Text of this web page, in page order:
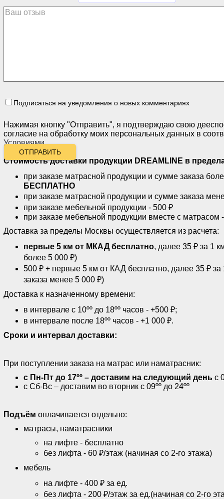
Подписаться на уведомления о новых комментариях
Нажимая кнопку "Отправить", я подтверждаю свою
согласие на обработку моих персональных данных в
Условиями.
ОТПРАВИТЬ
Стоимость доставки продукции DREAMLINE в
при заказе матрасной продукции и сумме заказа
БЕСПЛАТНО
при заказе матрасной продукции и сумме заказа
при заказе мебельной продукции - 500 ₽
при заказе мебельной продукции вместе с
Доставка за пределы Москвы осуществляется из расчета:
первые 5 км от МКАД бесплатно, далее 35 ₽ за 1
более 5 000 ₽)
500 ₽ + первые 5 км от КАД бесплатно, далее 35 ₽
заказа менее 5 000 ₽)
Доставка к назначенному времени:
в интервале с 10ºº до 18ºº часов - +500 ₽;
в интервале после 18ºº часов - +1 000 ₽.
Сроки и интервал доставки:
При поступлении заказа на матрас или наматрасник:
с Пн-Пт до 17ºº – доставим на следующий день с
с Сб-Вс – доставим во вторник с 09ºº до 24ºº
Подъём оплачивается отдельно:
матрасы, наматрасники
на лифте - бесплатно
без лифта - 60 ₽/этаж (начиная со 2-го этажа)
мебель
на лифте - 400 ₽ за ед.
без лифта - 200 ₽/этаж за ед.(начиная со 2-го